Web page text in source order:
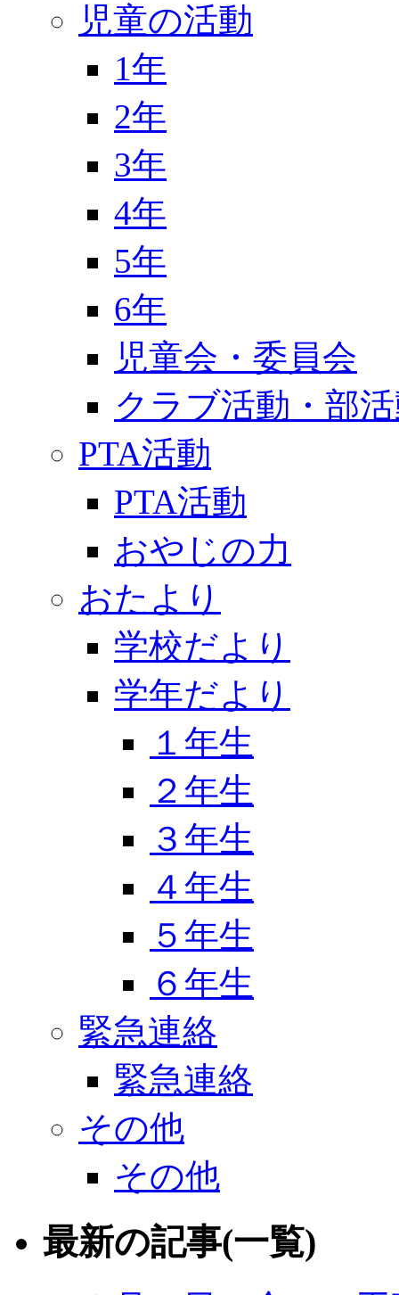
児童の活動
1年
2年
3年
4年
5年
6年
児童会・委員会
クラブ活動・部
PTA活動
PTA活動
おやじの力
おたより
学校だより
学年だより
１年生
２年生
３年生
４年生
５年生
６年生
緊急連絡
緊急連絡
その他
その他
最新の記事(一覧)